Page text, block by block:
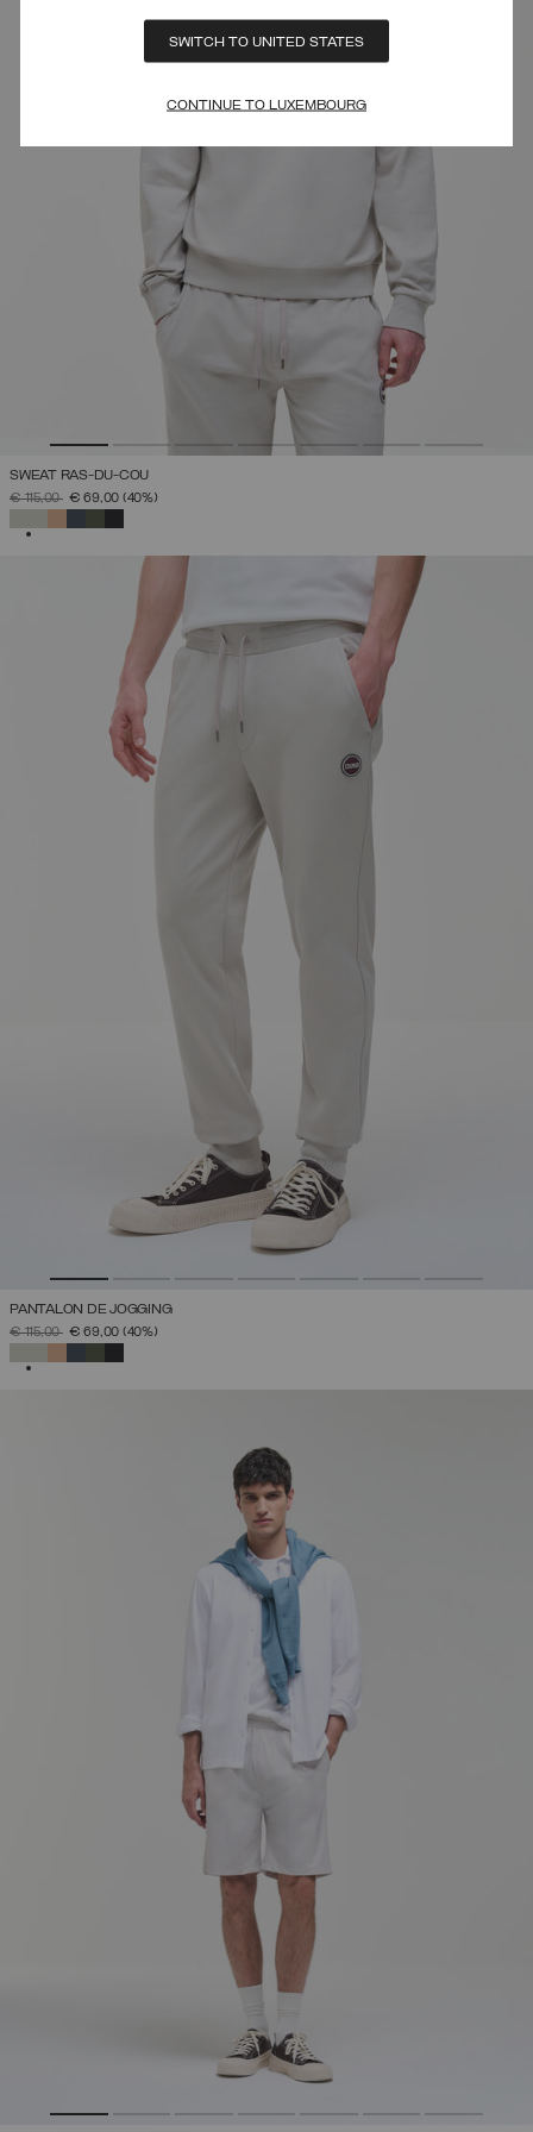
SWITCH TO UNITED STATES
CONTINUE TO LUXEMBOURG
SWEAT RAS-DU-COU
PRIX RÉDUIT DE
€ 115,00À€ 69,00 (40%)
PANTALON DE JOGGING
PRIX RÉDUIT DE
€ 115,00À€ 69,00 (40%)